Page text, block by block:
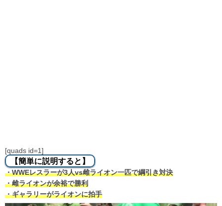
[quads id=1]
【簡単に説明すると】
・WWEレスラーが3人vs雌ライオン一匹で綱引き対決
・雌ライオンが余裕で勝利
・ギャラリーがライオンに拍手